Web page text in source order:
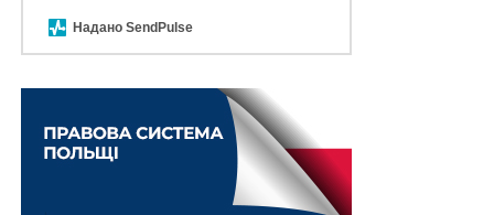
часткової власності
натурі
. Тому при визнанні права на частку не
відповідають частці в праві спільної часткової
власності (див. постанову Верховного Суду в складі
колегії суддів Другої судової палати Касаційного
цивільного суду від 16 вересня 2020 р. у справі
Надано SendPulse